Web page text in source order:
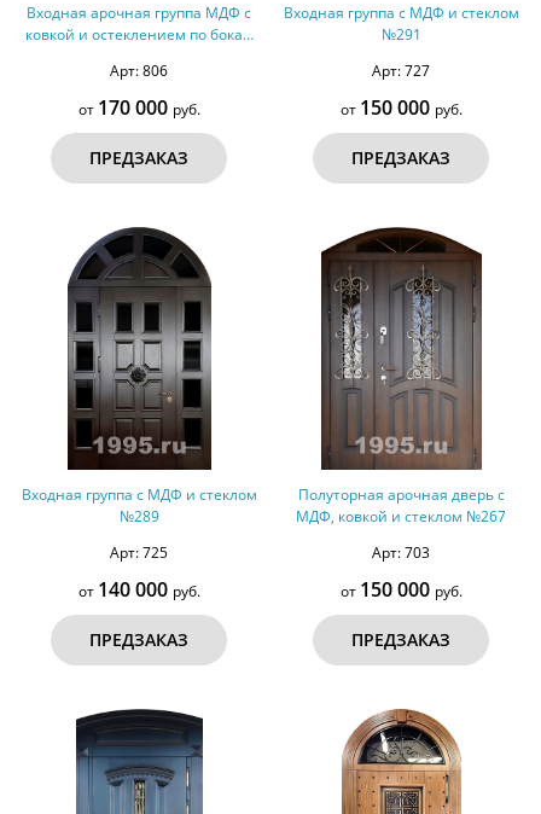
Входная арочная группа МДФ с
ковкой и остеклением по бокам
Арт: 806
от 170 000 руб.
ПРЕДЗАКАЗ
Входная группа с МДФ и стеклом
№291
Арт: 727
от 150 000 руб.
ПРЕДЗАКАЗ
Входная группа с МДФ и стеклом
№289
Арт: 725
от 140 000 руб.
ПРЕДЗАКАЗ
Полуторная арочная дверь с
МДФ, ковкой и стеклом №267
Арт: 703
от 150 000 руб.
ПРЕДЗАКАЗ